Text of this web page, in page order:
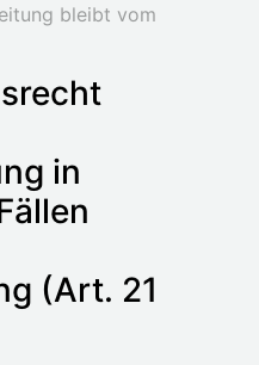
bleibt vom
in
(Art. 21